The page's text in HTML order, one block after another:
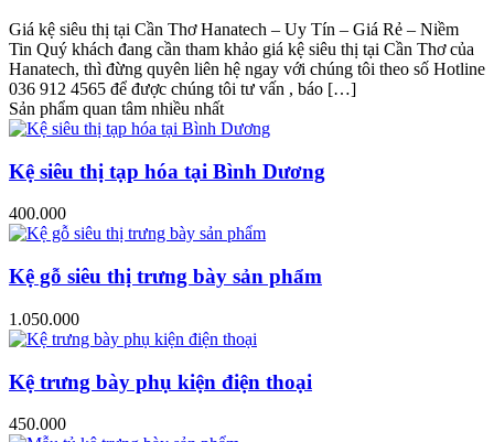
Giá kệ siêu thị tại Cần Thơ Hanatech – Uy Tín – Giá Rẻ – Niềm
Tin Quý khách đang cần tham khảo giá kệ siêu thị tại Cần Thơ của
Hanatech, thì đừng quyên liên hệ ngay với chúng tôi theo số Hotline
036 912 4565 để được chúng tôi tư vấn , báo […]
Sản phẩm quan tâm nhiều nhất
Kệ siêu thị tạp hóa tại Bình Dương
400.000
Kệ gỗ siêu thị trưng bày sản phẩm
1.050.000
Kệ trưng bày phụ kiện điện thoại
450.000